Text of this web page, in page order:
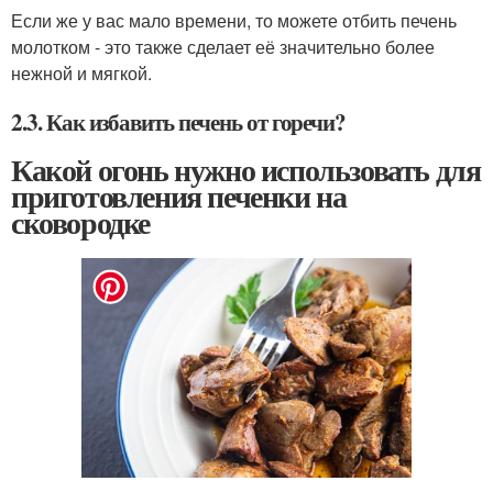
Если же у вас мало времени, то можете отбить печень
молотком - это также сделает её значительно более
нежной и мягкой.
2.3. Как избавить печень от горечи?
Какой огонь нужно использовать для
приготовления печенки на
сковородке